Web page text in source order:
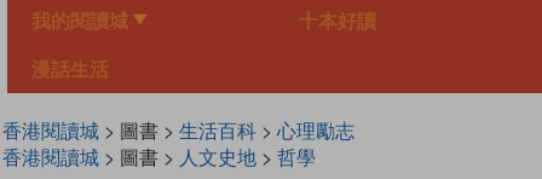
我的閱讀城 十本好讀
漫話生活
香港閱讀城> 圖書 > 生活百科> 心理勵志
香港閱讀城> 圖書 > 人文史地> 哲學